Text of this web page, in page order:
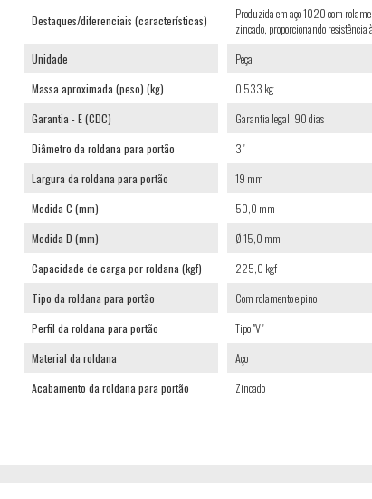
Destaques/diferenciais (características)
Produzida em aço 1020 com
zincado, proporcionando resistência
Unidade
Peça
Massa aproximada (peso) (kg)
0.533 kg
Garantia - E (CDC)
Garantia legal: 90 dias
Diâmetro da roldana para portão
3"
Largura da roldana para portão
19 mm
Medida C (mm)
50,0 mm
Medida D (mm)
Ø 15,0 mm
Capacidade de carga por roldana (kgf)
225,0 kgf
Tipo da roldana para portão
Com rolamento e pino
Perfil da roldana para portão
Tipo "V"
Material da roldana
Aço
Acabamento da roldana para portão
Zincado